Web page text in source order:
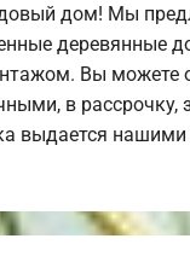
дом! Мы
деревянные
Вы можете
в рассрочку,
выдается